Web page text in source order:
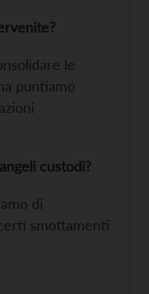
le
puntiamo
custodi?
di
smottamenti